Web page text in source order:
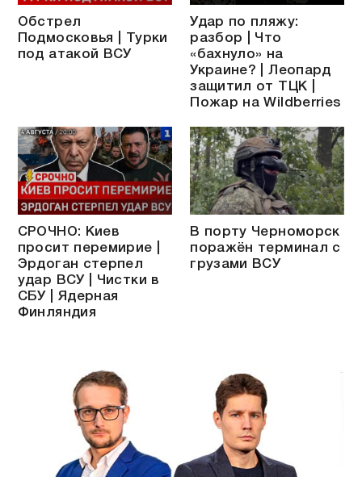
Обстрел
Подмосковья | Турки
под атакой ВСУ
Удар по пляжу:
разбор | Что
«бахнуло» на
Украине? | Леопард
защитил от ТЦК |
Пожар на Wildberries
СРОЧНО: Киев
просит перемирие |
Эрдоган стерпел
удар ВСУ | Чистки в
СБУ | Ядерная
Финляндия
В порту Черноморск
поражён терминал с
грузами ВСУ